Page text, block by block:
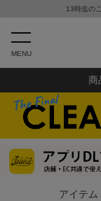
13時迄の
MENU
商
アイテム